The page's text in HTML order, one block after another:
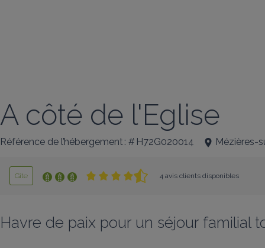
A côté de l'Eglise
Référence de l’hébergement : # H72G020014 Mézières-
Gîte 4 avis clients disponibles
Havre de paix pour un séjour familial